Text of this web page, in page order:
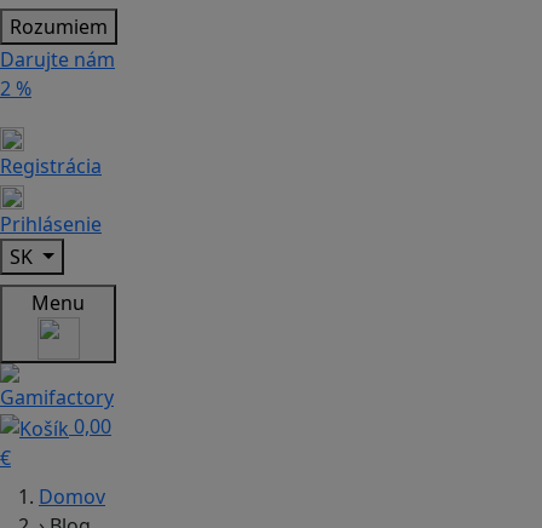
Rozumiem
Darujte nám
2 %
Registrácia
Prihlásenie
SK
Menu
0,00
€
Domov